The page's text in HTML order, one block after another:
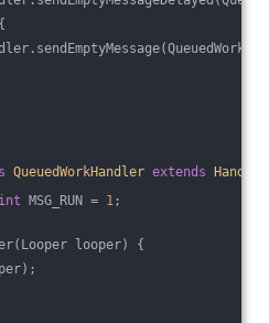
QueuedWorkHandler extends
Handler
int MSG_RUN = 1;
looper) {